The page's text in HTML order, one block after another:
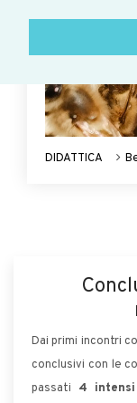
DIDATTICA
Dai primi incontri
conclusivi con le
passati 4